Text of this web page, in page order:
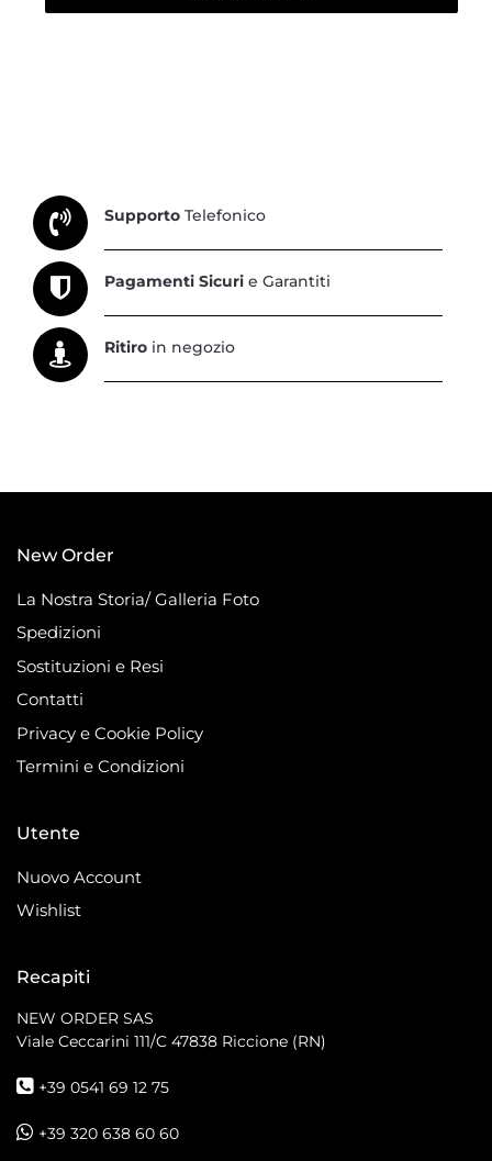
Supporto Telefonico
Pagamenti Sicuri e Garantiti
Ritiro in negozio
New Order
La Nostra Storia/ Galleria Foto
Spedizioni
Sostituzioni e Resi
Contatti
Privacy e Cookie Policy
Termini e Condizioni
Utente
Nuovo Account
Wishlist
Recapiti
NEW ORDER SAS
Viale Ceccarini 111/C 47838 Riccione (RN)
+39 0541 69 12 75
+39 320 638 60 60